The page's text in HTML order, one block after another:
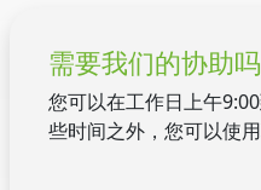
需要我们的协助
您可以在工作日上午
些时间之外，您可以使用